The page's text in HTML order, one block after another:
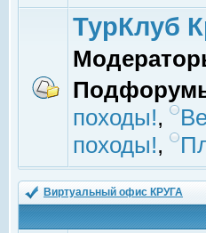
ТурКлуб
походы!,
походы!,
Виртуальный офис КРУГА